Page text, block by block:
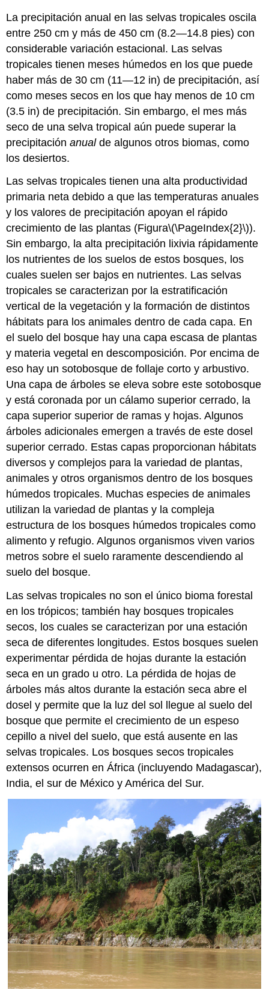
La precipitación anual en las selvas tropicales oscila
entre 250 cm y más de 450 cm (8.2—14.8 pies) con
considerable variación estacional. Las selvas
tropicales tienen meses húmedos en los que puede
haber más de 30 cm (11—12 in) de precipitación, así
como meses secos en los que hay menos de 10 cm
(3.5 in) de precipitación. Sin embargo, el mes más
seco de una selva tropical aún puede superar la
precipitaciónanualde algunos otros biomas, como
los desiertos.
Las selvas tropicales tienen una alta productividad
primaria neta debido a que las temperaturas anuales
y los valores de precipitación apoyan el rápido
crecimiento de las plantas (Figura\(\PageIndex{2}\)).
Sin embargo, la alta precipitación lixivia rápidamente
los nutrientes de los suelos de estos bosques, los
cuales suelen ser bajos en nutrientes. Las selvas
tropicales se caracterizan por la estratificación
vertical de la vegetación y la formación de distintos
hábitats para los animales dentro de cada capa. En
el suelo del bosque hay una capa escasa de plantas
y materia vegetal en descomposición. Por encima de
eso hay un sotobosque de follaje corto y arbustivo.
Una capa de árboles se eleva sobre este sotobosque
y está coronada por un cálamo superior cerrado, la
capa superior superior de ramas y hojas. Algunos
árboles adicionales emergen a través de este dosel
superior cerrado. Estas capas proporcionan hábitats
diversos y complejos para la variedad de plantas,
animales y otros organismos dentro de los bosques
húmedos tropicales. Muchas especies de animales
utilizan la variedad de plantas y la compleja
estructura de los bosques húmedos tropicales como
alimento y refugio. Algunos organismos viven varios
metros sobre el suelo raramente descendiendo al
suelo del bosque.
Las selvas tropicales no son el único bioma forestal
en los trópicos; también hay bosques tropicales
secos, los cuales se caracterizan por una estación
seca de diferentes longitudes. Estos bosques suelen
experimentar pérdida de hojas durante la estación
seca en un grado u otro. La pérdida de hojas de
árboles más altos durante la estación seca abre el
dosel y permite que la luz del sol llegue al suelo del
bosque que permite el crecimiento de un espeso
cepillo a nivel del suelo, que está ausente en las
selvas tropicales. Los bosques secos tropicales
extensos ocurren en África (incluyendo Madagascar),
India, el sur de México y América del Sur.